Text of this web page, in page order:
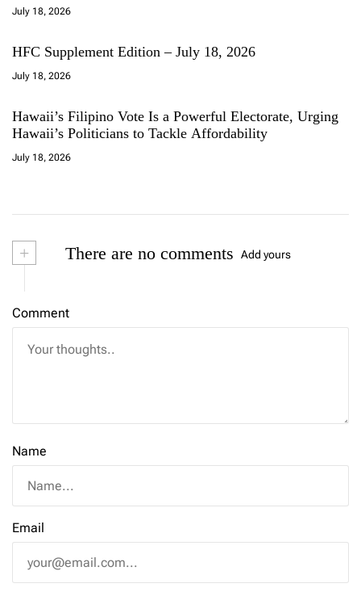
July 18, 2026
HFC Supplement Edition – July 18, 2026
July 18, 2026
Hawaii’s Filipino Vote Is a Powerful Electorate, Urging
Hawaii’s Politicians to Tackle Affordability
July 18, 2026
+ There are no comments Add yours
Comment
Name
Email